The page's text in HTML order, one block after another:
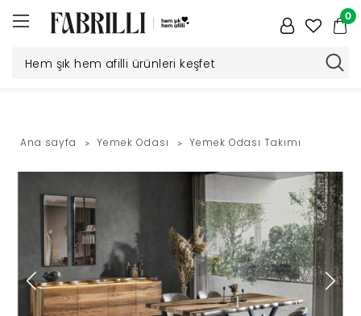
0
Paketi
Odası
Yemek
Odası
Ana sayfa Yemek Odası Yemek Odası Takımı